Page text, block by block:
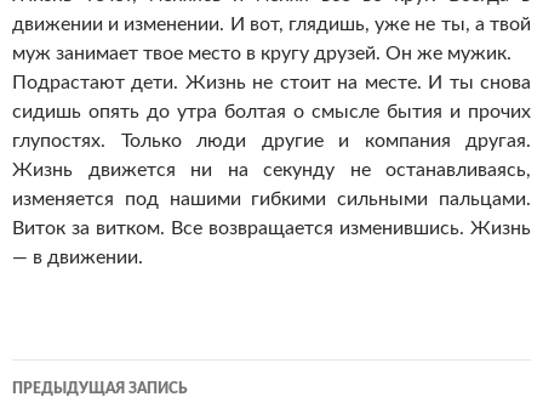
движении и изменении. И вот, глядишь, уже не ты, а твой
муж занимает твое место в кругу друзей. Он же мужик.
Подрастают дети. Жизнь не стоит на месте. И ты снова
сидишь опять до утра болтая о смысле бытия и прочих
глупостях. Только люди другие и компания другая.
Жизнь движется ни на секунду не останавливаясь,
изменяется под нашими гибкими сильными пальцами.
Виток за витком. Все возвращается изменившись. Жизнь
— в движении.
Навигация
ПРЕДЫДУЩАЯ ЗАПИСЬ